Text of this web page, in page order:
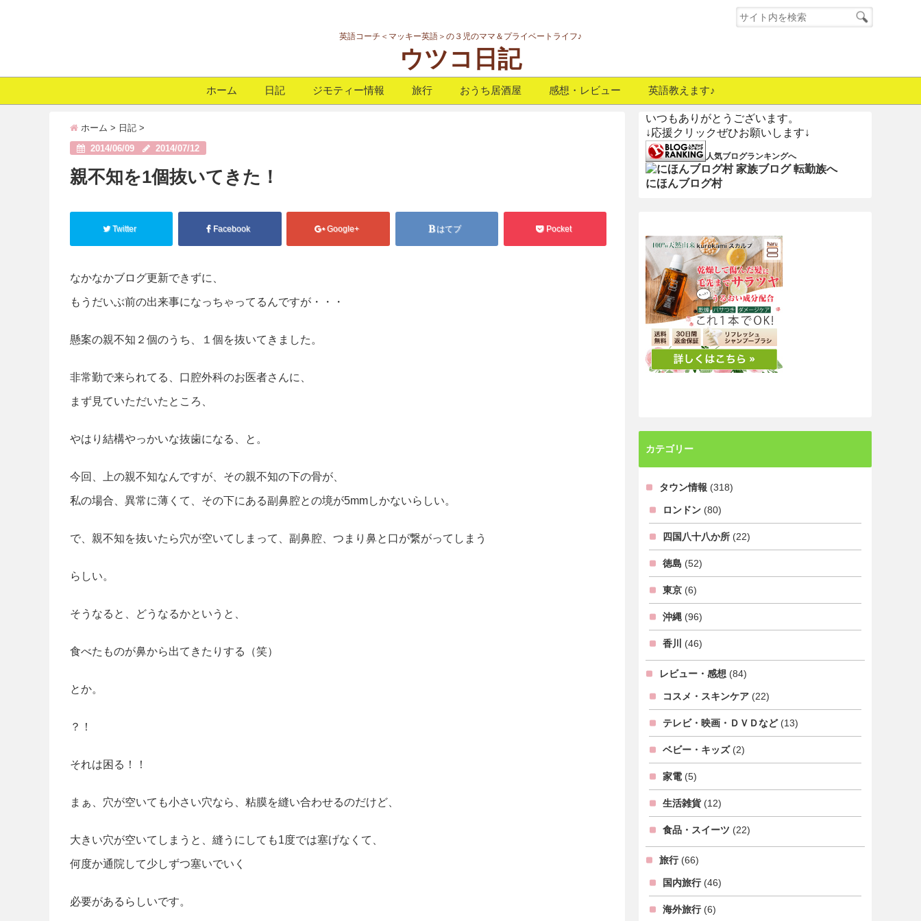
英語コーチ＜マッキー英語＞の３児のママ＆プライベートライフ♪
ウツコ日記
ホーム 日記 ジモティー情報 旅行 おうち居酒屋 感想・レビュー 英語教えます♪
ホーム > 日記 >
2014/06/09
2014/07/12
親不知を1個抜いてきた！
Twitter Facebook Google+ はてブ Pocket
なかなかブログ更新できずに、
もうだいぶ前の出来事になっちゃってるんですが・・・
懸案の親不知２個のうち、１個を抜いてきました。
非常勤で来られてる、口腔外科のお医者さんに、
まず見ていただいたところ、
やはり結構やっかいな抜歯になる、と。
今回、上の親不知なんですが、その親不知の下の骨が、
私の場合、異常に薄くて、その下にある副鼻腔との境が5mmしかないらしい。
で、親不知を抜いたら穴が空いてしまって、副鼻腔、つまり鼻と口が繋がってしまう
らしい。
そうなると、どうなるかというと、
食べたものが鼻から出てきたりする（笑）
とか。
？！
それは困る！！
まぁ、穴が空いても小さい穴なら、粘膜を縫い合わせるのだけど、
大きい穴が空いてしまうと、縫うにしても1度では塞げなくて、
何度か通院して少しずつ塞いでいく
必要があるらしいです。
いつもありがとうございます。
↓応援クリックぜひお願いします↓
人気ブログランキングへ
にほんブログ村
カテゴリー
タウン情報 (318)
ロンドン (80)
四国八十八か所 (22)
徳島 (52)
東京 (6)
沖縄 (96)
香川 (46)
レビュー・感想 (84)
コスメ・スキンケア (22)
テレビ・映画・ＤＶＤなど(13)
ベビー・キッズ(2)
家電 (5)
生活雑貨 (12)
食品・スイーツ (22)
旅行(66)
国内旅行(46)
海外旅行(6)